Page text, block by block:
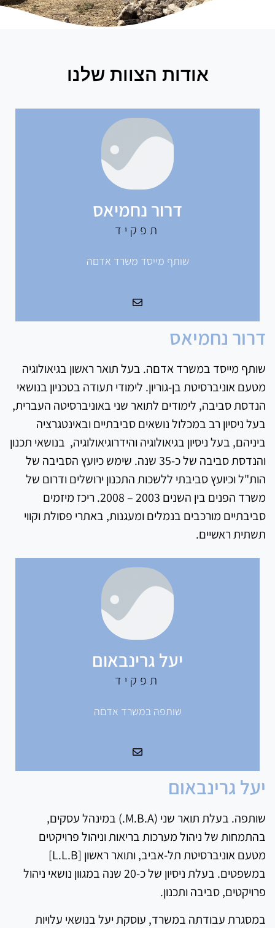
אודות הצוות שלנו
דרור נחמיאס
תפקיד
שותף מייסד משרד אדםה
דרור נחמיאס
שותף מייסד במשרד אדםה. בעל תואר ראשון בגיאולוגיה
מטעם אוניברסיטת בן-גוריון. לימודי תעודה בטכניון בנושאי
הנדסת סביבה, לימודים לתואר שני באוניברסיטה העברית,
בעל ניסיון רב במכלול נושאים סביבתיים ובאינטגרציה
ביניהם, בעל ניסיון בגיאולוגיה והידרוגיאולוגיה, בנושאי תכנון
והנדסת סביבה של כ-35 שנה. שימש כיועץ הסביבה של
הות"ל וכיועץ סביבתי ללשכות התכנון ירושלים ודרום של
משרד הפנים בין השנים 2003 – 2008. ריכז מיזמים
סביבתיים מורכבים בנמלים ומעגנות, באתרי פסולת וקווי
תשתית ראשיים.
יעל גרינבאום
תפקיד
שותפה במשרד אדםה
יעל גרינבאום
שותפה. בעלת תואר שני (M.B.A.) במינהל עסקים,
בהתמחות של ניהול מערכות בריאות וניהול פרויקטים
מטעם אוניברסיטת תל-אביב, ותואר ראשון [L.L.B]
במשפטים. בעלת ניסיון של כ-20 שנה במגוון נושאי ניהול
פרויקטים, סביבה ותכנון.
במסגרת עבודתה במשרד, עוסקת יעל בנושאי עלויות